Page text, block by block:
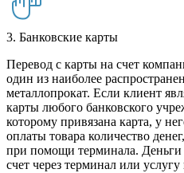
3. Банковские карты
Перевод с карты на счет
один из наиболее
металлопрокат. Если клиент
карты любого банковского
которому привязана карта, у
оплаты товара количество
при помощи терминала. Деньги
счет через терминал или